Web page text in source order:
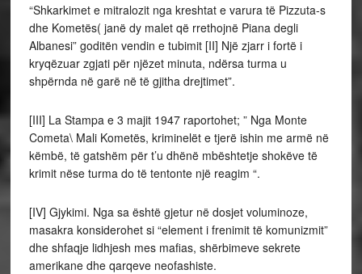
“Shkarkimet e mitralozit nga kreshtat e varura të Pizzuta-s
dhe Kometës( janë dy malet që rrethojnë Piana degli
Albanesi” goditën vendin e tubimit [II] Një zjarr i fortë i
kryqëzuar zgjati për njëzet minuta, ndërsa turma u
shpërnda në garë në të gjitha drejtimet”.
[III] La Stampa e 3 majit 1947 raportohet; ” Nga Monte
Cometa\ Mali Kometës, kriminelët e tjerë ishin me armë në
këmbë, të gatshëm për t’u dhënë mbështetje shokëve të
krimit nëse turma do të tentonte një reagim “.
[IV] Gjykimi. Nga sa është gjetur në dosjet voluminoze,
masakra konsiderohet si “element i frenimit të komunizmit”
dhe shfaqje lidhjesh mes mafias, shërbimeve sekrete
amerikane dhe qarqeve neofashiste.